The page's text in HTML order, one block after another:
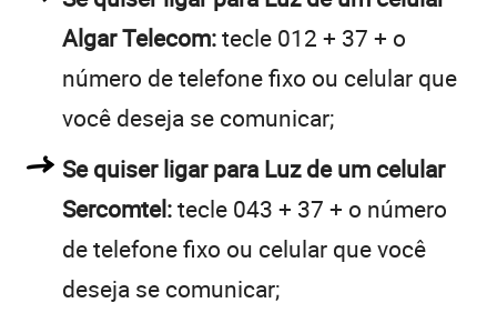
Algar Telecom:tecle 012 + 37 + o
número de telefone fixo ou celular que
você deseja se comunicar;
Se quiser ligar para Luz de um celular
Sercomtel:tecle 043 + 37 + o número
de telefone fixo ou celular que você
deseja se comunicar;